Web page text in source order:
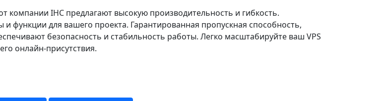
компании IHC предлагают высокую производительность и гибкость.
функции для вашего проекта. Гарантированная пропускная способность,
безопасность и стабильность работы. Легко масштабируйте ваш VPS
онлайн-присутствия.